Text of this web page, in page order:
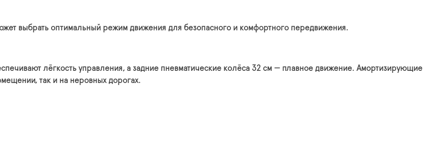
выбрать оптимальный режим движения для безопасного и комфортного передвижения.
лёгкость управления, а задние пневматические колёса 32 см — плавное движение. Амортизирующие
так и на неровных дорогах.